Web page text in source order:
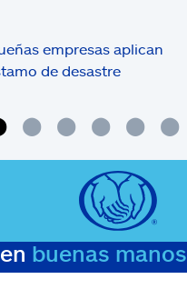
empresas aplican
de desastre
buenas manos